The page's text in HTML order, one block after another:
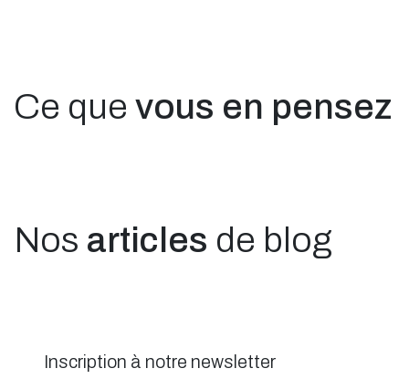
Ce que vous en pensez
Nos articles de blog
Inscription à notre newsletter